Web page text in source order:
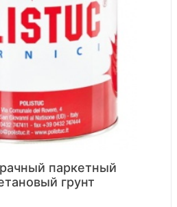
паркетный
грунт